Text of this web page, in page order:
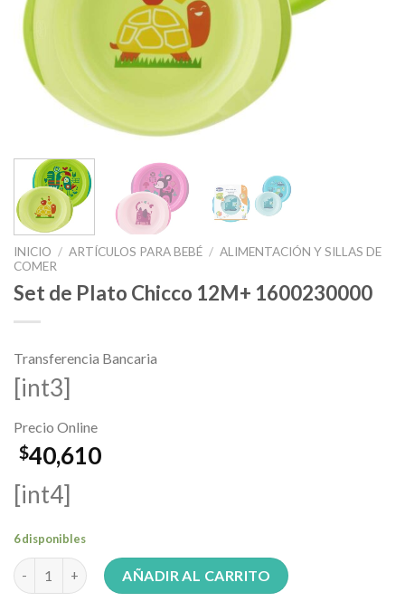
INICIO / ARTÍCULOS PARA BEBÉ / ALIMENTACIÓN Y SILLAS DE
COMER
Set de Plato Chicco 12M+ 1600230000
Transferencia Bancaria
[int3]
Precio Online
$40,610
[int4]
6 disponibles
Set de Plato Chicco 12M+ 1600230000 cantidad
AÑADIR AL CARRITO